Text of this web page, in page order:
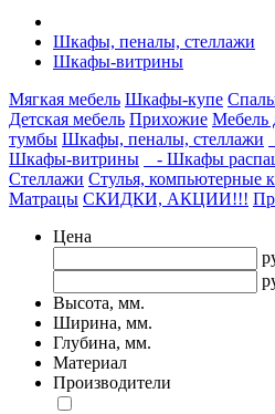
Шкафы, пеналы, стеллажи
Шкафы-витрины
Мягкая мебель Шкафы-купе
Детская мебель Прихожие Мебель
тумбы Шкафы, пеналы, стеллажи
Шкафы-витрины
- Шкафы
Стеллажи Стулья, компьютерные
Матрацы СКИДКИ, АКЦИИ!!!
Цена
Высота, мм.
Ширина, мм.
Глубина, мм.
Материал
Производители